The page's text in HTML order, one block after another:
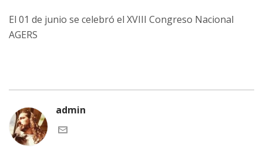
El 01 de junio se celebró el XVIII Congreso Nacional
AGERS
admin